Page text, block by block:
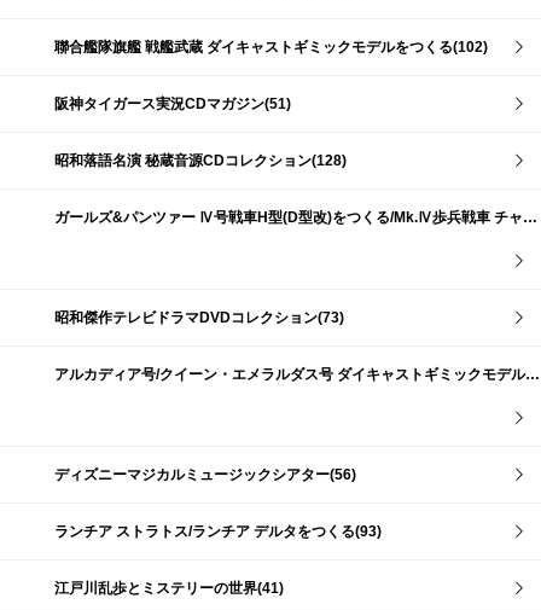
聯合艦隊旗艦 戦艦武蔵 ダイキャストギミックモデルをつくる(102)
阪神タイガース実況CDマガジン(51)
昭和落語名演 秘蔵音源CDコレクション(128)
ガールズ&パンツァー Ⅳ号戦車H型(D型改)をつくる/Mk.Ⅳ歩兵戦車 チャーチルMk.Ⅶをつくる(191)
昭和傑作テレビドラマDVDコレクション(73)
アルカディア号/クイーン・エメラルダス号 ダイキャストギミックモデルをつくる(159)
ディズニーマジカルミュージックシアター(56)
ランチア ストラトス/ランチア デルタをつくる(93)
江戸川乱歩とミステリーの世界(41)